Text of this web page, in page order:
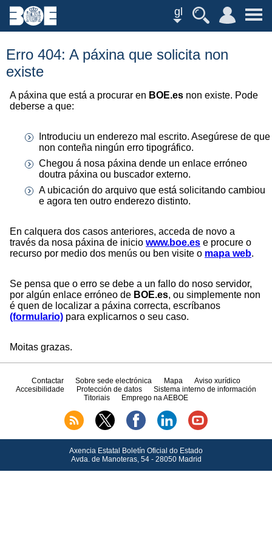
gl
Erro 404: A páxina que solicita non
existe
A páxina que está a procurar en BOE.es non existe. Pode
deberse a que:
Introduciu un enderezo mal escrito. Asegúrese de que
non conteña ningún erro tipográfico.
Chegou á nosa páxina dende un enlace erróneo
doutra páxina ou buscador externo.
A ubicación do arquivo que está solicitando cambiou
e agora ten outro enderezo distinto.
En calquera dos casos anteriores, acceda de novo a
través da nosa páxina de inicio www.boe.es e procure o
recurso por medio dos menús ou ben visite o mapa web.
Se pensa que o erro se debe a un fallo do noso servidor,
por algún enlace erróneo de BOE.es, ou simplemente non
é quen de localizar a páxina correcta, escríbanos
(formulario) para explicarnos o seu caso.
Moitas grazas.
Contactar Sobre sede electrónica Mapa
Aviso xurídico
Accesibilidade
Protección de datos
Sistema interno de información
Titoriais
Emprego na AEBOE
Axencia Estatal Boletín Oficial do Estado
Avda.de Manoteras, 54 - 28050 Madrid